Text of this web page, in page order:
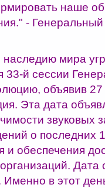
наше
-
мира
33-й сессии
объявив
Эта дата
звуковых
о последних
обеспечения
Дата
в этот